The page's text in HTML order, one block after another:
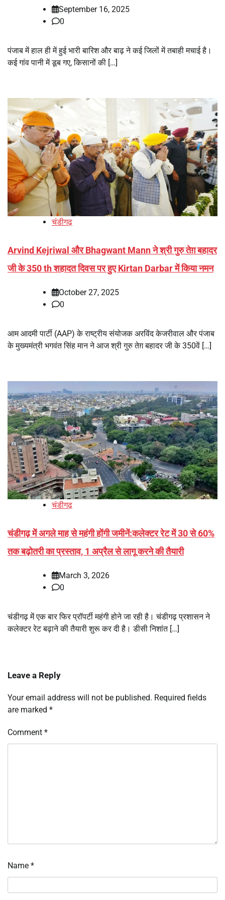
September 16, 2025
0
पंजाब में हाल ही में हुई भारी बारिश और बाढ़ ने कई जिलों में तबाही मचाई है।
कई गांव पानी में डूब गए, किसानों की […]
चंडीगढ़
Arvind Kejriwal और Bhagwant Mann ने श्री गुरु तेग़ बहादर
जी के 350 th शहादत दिवस पर हुए Kirtan Darbar में किया नमन
October 27, 2025
0
आम आदमी पार्टी (AAP) के राष्ट्रीय संयोजक अरविंद केजरीवाल और पंजाब
के मुख्यमंत्री भगवंत सिंह मान ने आज श्री गुरु तेग़ बहादर जी के 350वें […]
चंडीगढ़
चंडीगढ़ में अगले माह से महंगी होंगी जमीनें:कलेक्टर रेट में 30 से 60%
तक बढ़ोतरी का प्रस्ताव, 1 अप्रैल से लागू करने की तैयारी
March 3, 2026
0
चंडीगढ़ में एक बार फिर प्रॉपर्टी महंगी होने जा रही है। चंडीगढ़ प्रशासन ने
कलेक्टर रेट बढ़ाने की तैयारी शुरू कर दी है। डीसी निशांत […]
Leave a Reply
Your email address will not be published. Required fields
are marked *
Comment *
Name *